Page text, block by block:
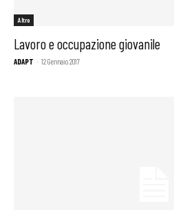
Altro
Lavoro e occupazione giovanile
ADAPT - 12 Gennaio 2017